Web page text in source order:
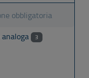
obbligatoria
3